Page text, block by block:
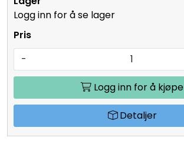
Logg inn for å se lager
-
Logg inn for å kjøpe
Detaljer